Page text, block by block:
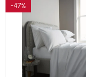
-47%